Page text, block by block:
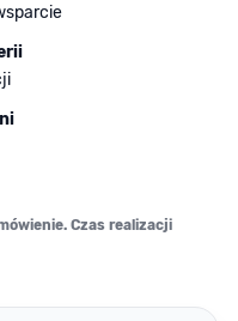
Czas realizacji